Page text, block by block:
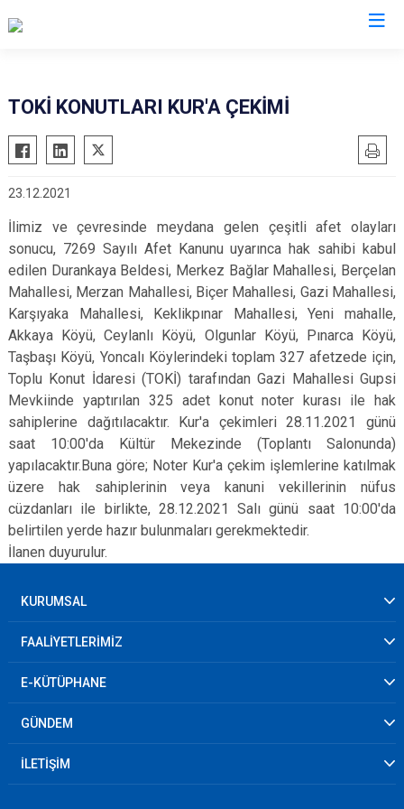
TOKİ KONUTLARI KUR'A ÇEKİMİ
23.12.2021
İlimiz ve çevresinde meydana gelen çeşitli afet olayları
sonucu, 7269 Sayılı Afet Kanunu uyarınca hak sahibi kabul
edilen Durankaya Beldesi, Merkez Bağlar Mahallesi, Berçelan
Mahallesi, Merzan Mahallesi, Biçer Mahallesi, Gazi Mahallesi,
Karşıyaka Mahallesi, Keklikpınar Mahallesi, Yeni mahalle,
Akkaya Köyü, Ceylanlı Köyü, Olgunlar Köyü, Pınarca Köyü,
Taşbaşı Köyü, Yoncalı Köylerindeki toplam 327 afetzede için,
Toplu Konut İdaresi (TOKİ) tarafından Gazi Mahallesi Gupsi
Mevkiinde yaptırılan 325 adet konut noter kurası ile hak
sahiplerine dağıtılacaktır. Kur'a çekimleri 28.11.2021 günü
saat 10:00'da Kültür Mekezinde (Toplantı Salonunda)
yapılacaktır.Buna göre; Noter Kur'a çekim işlemlerine katılmak
üzere hak sahiplerinin veya kanuni vekillerinin nüfus
cüzdanları ile birlikte, 28.12.2021 Salı günü saat 10:00'da
belirtilen yerde hazır bulunmaları gerekmektedir.
İlanen duyurulur.
KURUMSAL
FAALİYETLERİMİZ
E-KÜTÜPHANE
GÜNDEM
İLETİŞİM